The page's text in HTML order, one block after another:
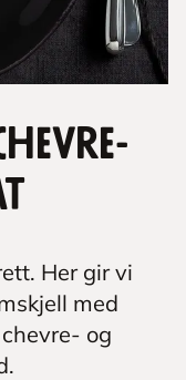
Her gir vi
med
og